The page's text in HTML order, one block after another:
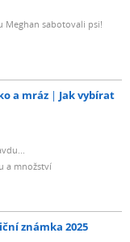
Meghan sabotovali psi!
a mráz
Jak vybírat
a množství
známka 2025